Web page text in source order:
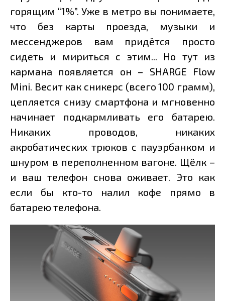
горящим “1%”. Уже в метро вы понимаете,
что без карты проезда, музыки и
мессенджеров вам придётся просто
сидеть и мириться с этим... Но тут из
кармана появляется он – SHARGE Flow
Mini. Весит как сникерс (всего 100 грамм),
цепляется снизу смартфона и мгновенно
начинает подкармливать его батарею.
Никаких проводов, никаких
акробатических трюков с пауэрбанком и
шнуром в переполненном вагоне. Щёлк –
и ваш телефон снова оживает. Это как
если бы кто-то налил кофе прямо в
батарею телефона.